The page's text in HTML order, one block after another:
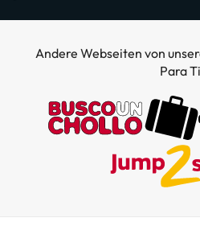
Andere Webseiten von
Para Ti